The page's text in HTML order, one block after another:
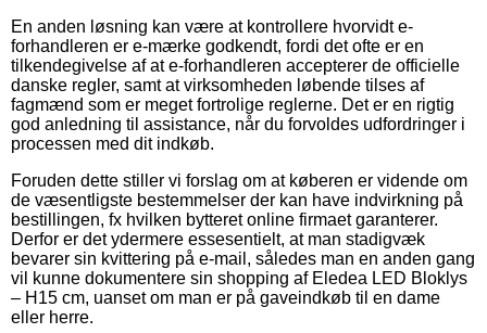
En anden løsning kan være at kontrollere hvorvidt e-
forhandleren er e-mærke godkendt, fordi det ofte er en
tilkendegivelse af at e-forhandleren accepterer de officielle
danske regler, samt at virksomheden løbende tilses af
fagmænd som er meget fortrolige reglerne. Det er en rigtig
god anledning til assistance, når du forvoldes udfordringer i
processen med dit indkøb.
Foruden dette stiller vi forslag om at køberen er vidende om
de væsentligste bestemmelser der kan have indvirkning på
bestillingen, fx hvilken bytteret online firmaet garanterer.
Derfor er det ydermere essesentielt, at man stadigvæk
bevarer sin kvittering på e-mail, således man en anden gang
vil kunne dokumentere sin shopping af Eledea LED Bloklys
– H15 cm, uanset om man er på gaveindkøb til en dame
eller herre.